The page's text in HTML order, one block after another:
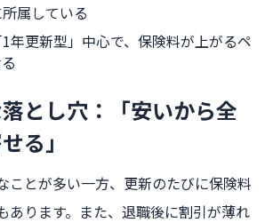
属している
年更新型」中心で、保険料が上がるペ
とし穴：「安いから全
る」
ことが多い一方、更新のたびに保険料
あります。また、退職後に割引が薄れ